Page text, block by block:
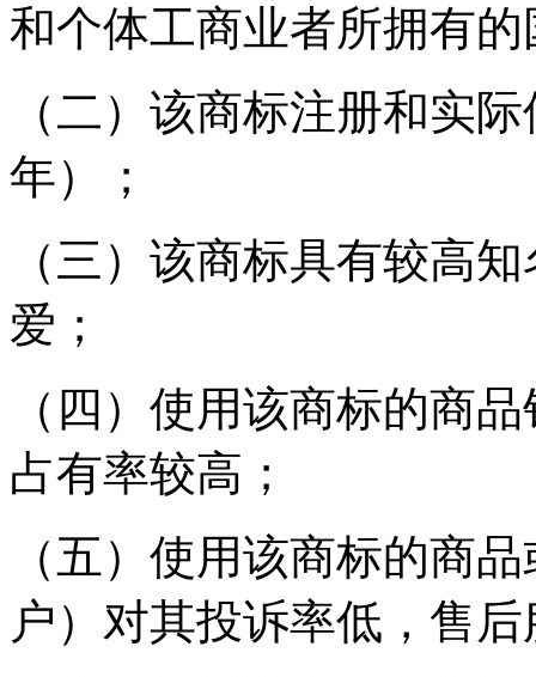
和个体工商业者所拥有
（二）该商标注册和实
年）；
（三）该商标具有较高
爱；
（四）使用该商标的商
占有率较高；
（五）使用该商标的商
户）对其投诉率低，售